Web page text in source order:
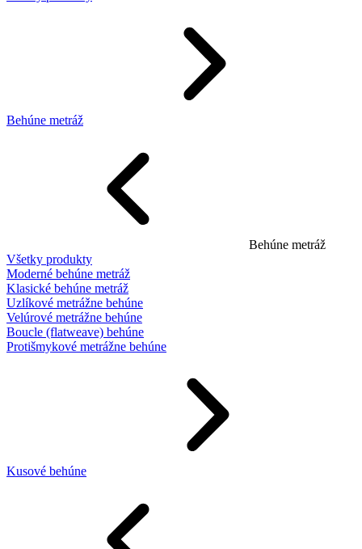
Behúne metráž
Behúne metráž
Všetky produkty
Moderné behúne metráž
Klasické behúne metráž
Uzlíkové metrážne behúne
Velúrové metrážne behúne
Boucle (flatweave) behúne
Protišmykové metrážne behúne
Kusové behúne